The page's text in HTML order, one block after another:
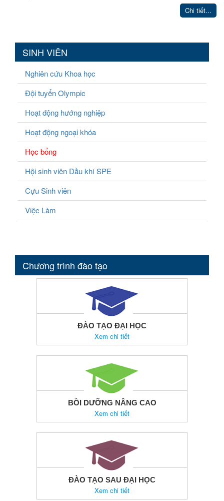
Chi tiết...
SINH VIÊN
Nghiên cứu Khoa học
Đội tuyển Olympic
Hoạt động hướng nghiệp
Hoạt động ngoại khóa
Học bổng
Hội sinh viên Dầu khí SPE
Cựu Sinh viên
Việc Làm
Chương trình đào tạo
ĐÀO TẠO ĐẠI HỌC
Xem chi tiết
BỒI DƯỠNG NÂNG CAO
Xem chi tiết
ĐÀO TẠO SAU ĐẠI HỌC
Xem chi tiết